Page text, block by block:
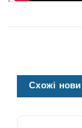
Схожі